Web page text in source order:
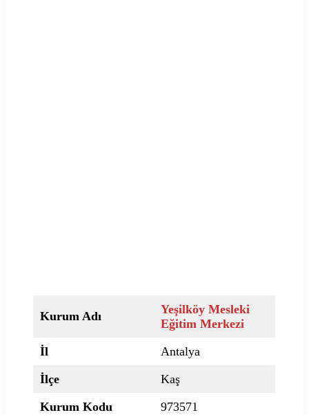
Kurum Adı
Yeşilköy Mesleki
Eğitim Merkezi
İl
Antalya
İlçe
Kaş
Kurum Kodu
973571